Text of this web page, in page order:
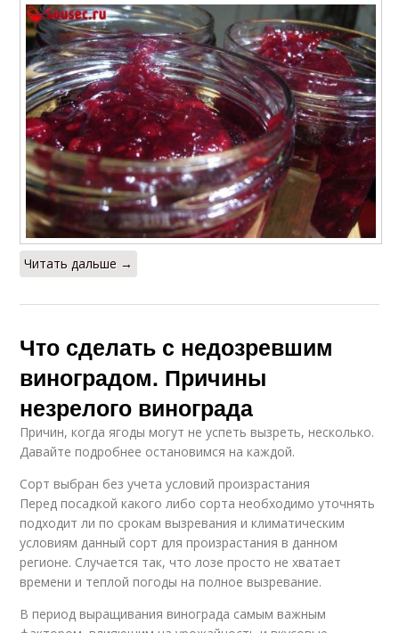
Читать дальше →
Что сделать с недозревшим
виноградом. Причины
незрелого винограда
Причин, когда ягоды могут не успеть вызреть, несколько.
Давайте подробнее остановимся на каждой.
Сорт выбран без учета условий произрастания
Перед посадкой какого либо сорта необходимо уточнять
подходит ли по срокам вызревания и климатическим
условиям данный сорт для произрастания в данном
регионе. Случается так, что лозе просто не хватает
времени и теплой погоды на полное вызревание.
В период выращивания винограда самым важным